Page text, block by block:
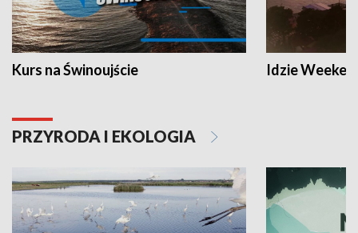
Kurs na Świnoujście Idzie
PRZYRODA I EKOLOGIA